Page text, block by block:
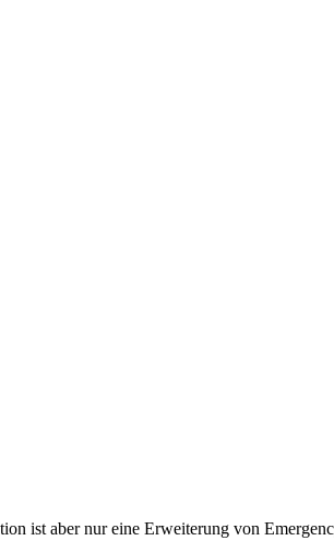
ist aber nur eine Erweiterung von